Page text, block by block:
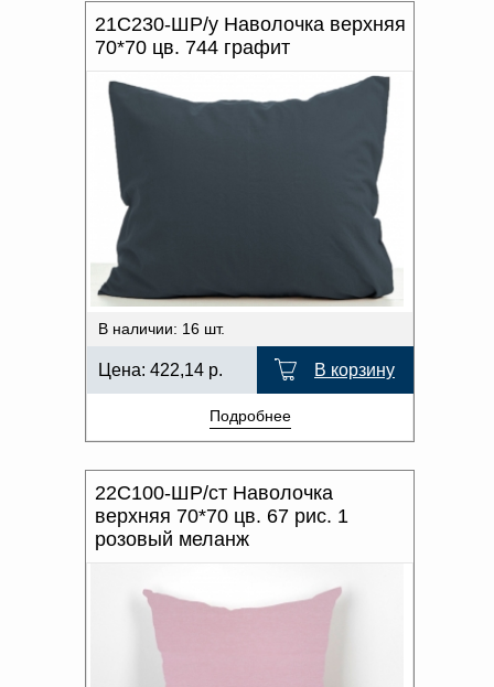
21С230-ШР/у Наволочка верхняя
70*70 цв. 744 графит
В наличии: 16 шт.
Цена: 422,14 р. В корзину
Подробнее
22С100-ШР/ст Наволочка
верхняя 70*70 цв. 67 рис. 1
розовый меланж